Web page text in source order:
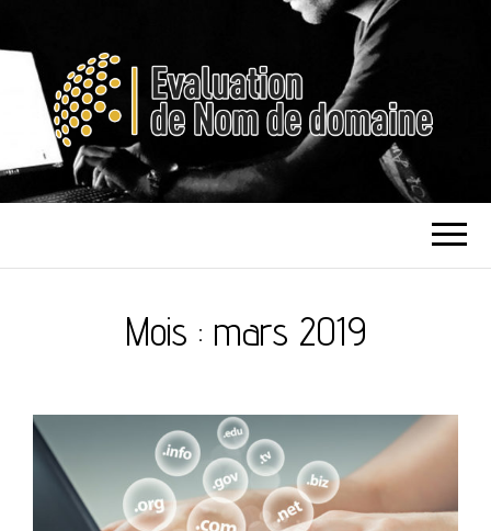
EVALUATION DE
NOM DE DOMAINE
Mois : mars 2019